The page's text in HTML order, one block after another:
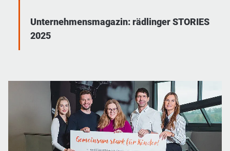
Unternehmensmagazin: rädlinger STORIES
2025